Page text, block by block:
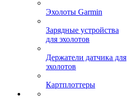
Эхолоты Garmin
Зарядные устройства
для эхолотов
Держатели датчика для
эхолотов
Картплоттеры